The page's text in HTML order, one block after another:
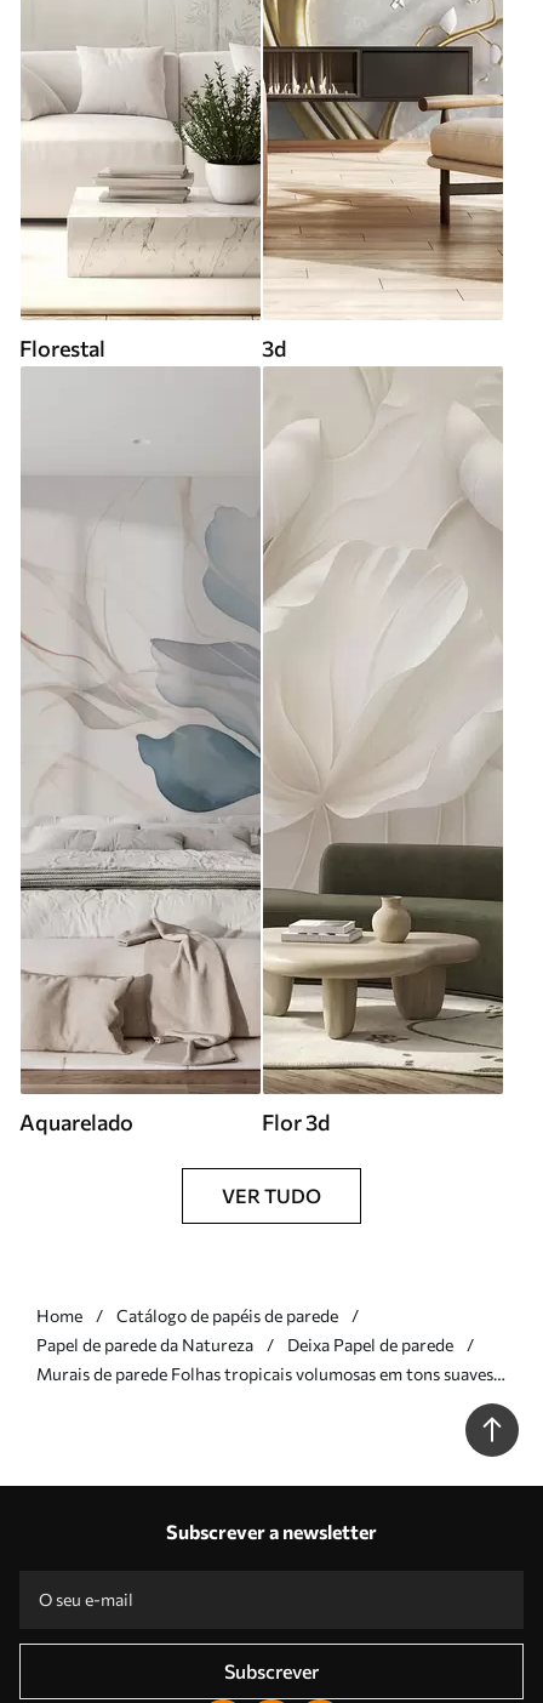
Florestal 3d
Aquarelado Flor 3d
VER TUDO
Home
Catálogo de papéis de parede
Papel de parede da Natureza
Deixa Papel de parede
Murais de parede Folhas tropicais volumosas em tons suaves
Subscrever a newsletter
Subscrever